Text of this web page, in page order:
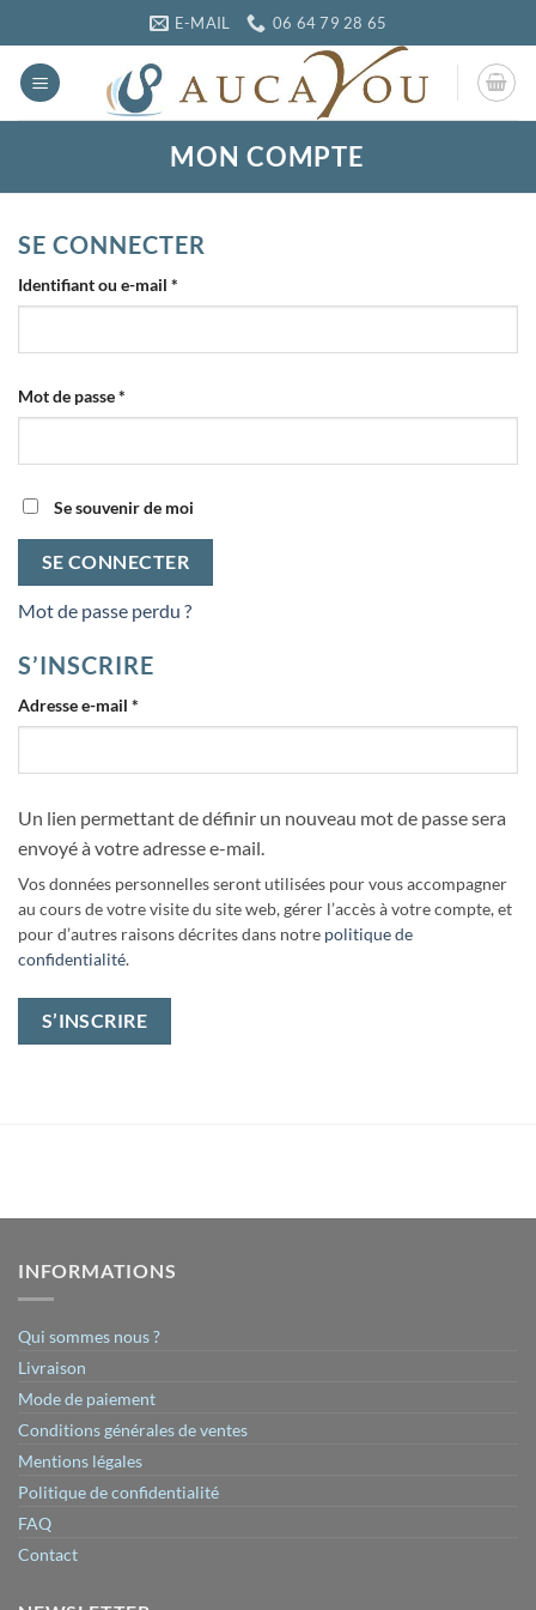
au
contenu
E-MAIL 06 64 79 28 65
MON COMPTE
SE CONNECTER
Identifiant ou e-mail *
Mot de passe*
Se souvenir de moi
SE CONNECTER
Mot de passe perdu ?
S’INSCRIRE
Adresse e-mail *
Un lien permettant de définir un nouveau mot de passe sera
envoyé à votre adresse e-mail.
Vos données personnelles seront utilisées pour vous accompagner
au cours de votre visite du site web, gérer l’accès à votre compte, et
pour d’autres raisons décrites dans notre politique de
confidentialité.
S’INSCRIRE
INFORMATIONS
Qui sommes nous ?
Livraison
Mode de paiement
Conditions générales de ventes
Mentions légales
Politique de confidentialité
FAQ
Contact